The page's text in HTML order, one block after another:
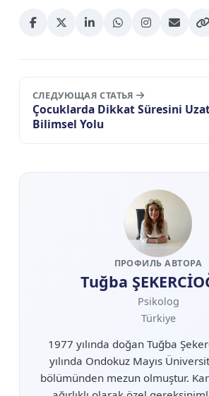
СЛЕДУЮЩАЯ СТАТЬЯ
Çocuklarda Dikkat Süresini
Bilimsel Yolu
ПРОФИЛЬ АВТОРА
Tuğba
Psikolog
Türkiye
1977 yılında doğan Tuğba
yılında Ondokuz Mayıs
bölümünden mezun olmuştur.